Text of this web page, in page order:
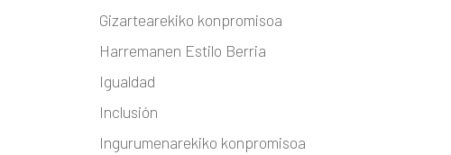
Gizartearekiko konpromisoa
Harremanen Estilo Berria
Igualdad
Inclusión
Ingurumenarekiko konpromisoa